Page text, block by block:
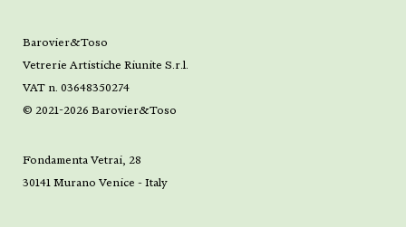
Barovier&Toso
Vetrerie Artistiche Riunite S.r.l.
VAT n. 03648350274
© 2021-2026 Barovier&Toso
Fondamenta Vetrai, 28
30141 Murano Venice - Italy